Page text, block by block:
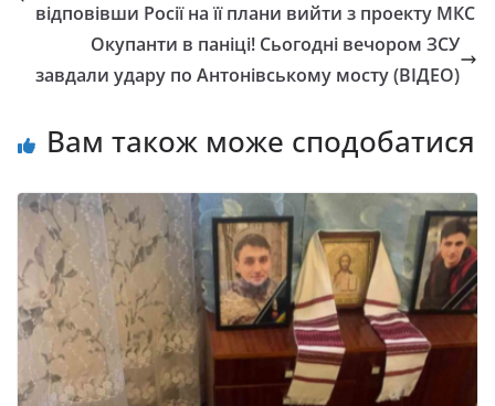
відповівши Росії на її плани вийти з проекту МКС
Окупанти в паніці! Сьогодні вечором ЗСУ
завдали удару по Антонівському мосту (ВІДЕО)
Вам також може сподобатися